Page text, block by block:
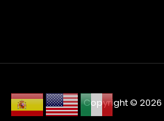
Copyright © 2026